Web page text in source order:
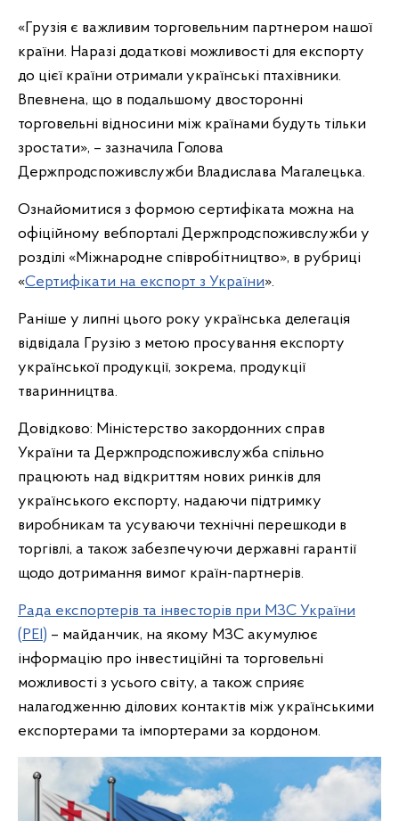
«Грузія є важливим торговельним партнером нашої
країни. Наразі додаткові можливості для експорту
до цієї країни отримали українські птахівники.
Впевнена, що в подальшому двосторонні
торговельні відносини між країнами будуть тільки
зростати», – зазначила Голова
Держпродспоживслужби Владислава Магалецька.
Ознайомитися з формою сертифіката можна на
офіційному вебпорталі Держпродспоживслужби у
розділі «Міжнародне співробітництво», в рубриці
«Сертифікати на експорт з України».
Раніше у липні цього року українська делегація
відвідала Грузію з метою просування експорту
української продукції, зокрема, продукції
тваринництва.
Довідково: Міністерство закордонних справ
України та Держпродспоживслужба спільно
працюють над відкриттям нових ринків для
українського експорту, надаючи підтримку
виробникам та усуваючи технічні перешкоди в
торгівлі, а також забезпечуючи державні гарантії
щодо дотримання вимог країн-партнерів.
Рада експортерів та інвесторів при МЗС України
(РЕІ) – майданчик, на якому МЗС акумулює
інформацію про інвестиційні та торговельні
можливості з усього світу, а також сприяє
налагодженню ділових контактів між українськими
експортерами та імпортерами за кордоном.